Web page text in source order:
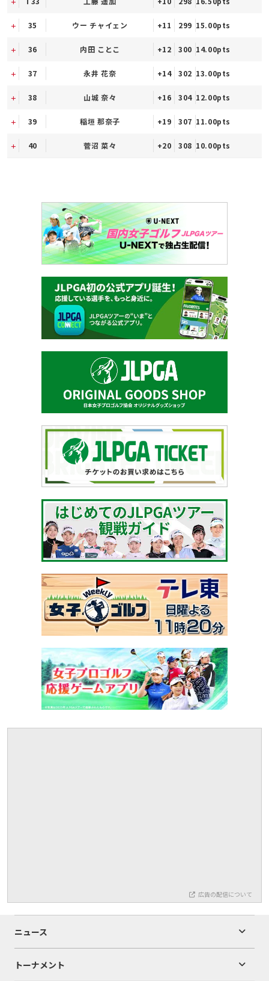
35 ウー チャイェン +11 299 15.00pts
36 内田 ことこ +12 300 14.00pts
37 永井 花奈 +14 302 13.00pts
38 山城 奈々 +16 304 12.00pts
39 稲垣 那奈子 +19 307 11.00pts
40 菅沼 菜々 +20 308 10.00pts
広告の配信について
ニュース
トーナメント